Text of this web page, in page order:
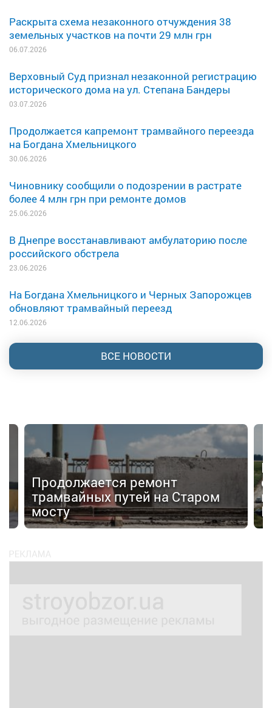
Раскрыта схема незаконного отчуждения 38
земельных участков на почти 29 млн грн
06.07.2026
Верховный Суд признал незаконной регистрацию
исторического дома на ул. Степана Бандеры
03.07.2026
Продолжается капремонт трамвайного переезда
на Богдана Хмельницкого
30.06.2026
Чиновнику сообщили о подозрении в растрате
более 4 млн грн при ремонте домов
25.06.2026
В Днепре восстанавливают амбулаторию после
российского обстрела
23.06.2026
На Богдана Хмельницкого и Черных Запорожцев
обновляют трамвайный переезд
12.06.2026
ВСЕ НОВОСТИ
Продолжается ремонт
трамвайных путей на Старом
мосту